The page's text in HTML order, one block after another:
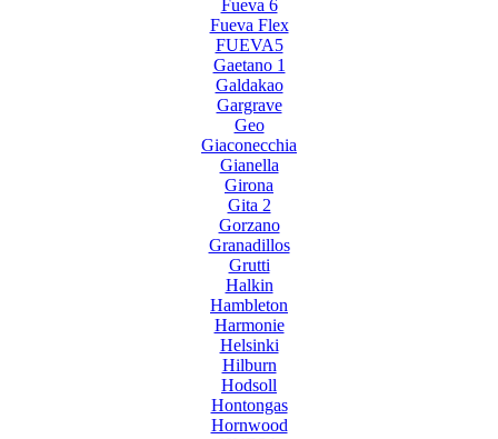
Fueva 6
Fueva Flex
FUEVA5
Gaetano 1
Galdakao
Gargrave
Geo
Giaconecchia
Gianella
Girona
Gita 2
Gorzano
Granadillos
Grutti
Halkin
Hambleton
Harmonie
Helsinki
Hilburn
Hodsoll
Hontongas
Hornwood